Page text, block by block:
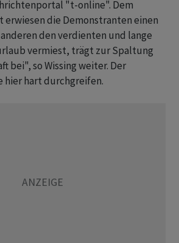
"t-online". Dem
erwiesen die Demonstranten einen
den verdienten und lange
vermiest, trägt zur Spaltung
bei", so Wissing weiter. Der
hier hart durchgreifen.